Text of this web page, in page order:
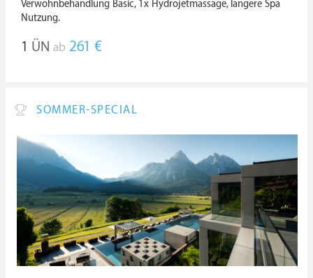
Verwöhnbehandlung Basic, 1x Hydrojetmassage, längere Spa
Nutzung.
1 ÜN ab 261 €
SOMMER-SPECIAL